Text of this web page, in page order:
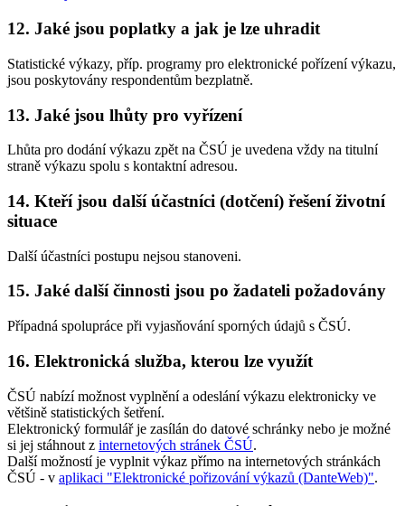
12. Jaké jsou poplatky a jak je lze uhradit
Statistické výkazy, příp. programy pro elektronické pořízení výkazu,
jsou poskytovány respondentům bezplatně.
13. Jaké jsou lhůty pro vyřízení
Lhůta pro dodání výkazu zpět na ČSÚ je uvedena vždy na titulní
straně výkazu spolu s kontaktní adresou.
14. Kteří jsou další účastníci (dotčení) řešení životní
situace
Další účastníci postupu nejsou stanoveni.
15. Jaké další činnosti jsou po žadateli požadovány
Případná spolupráce při vyjasňování sporných údajů s ČSÚ.
16. Elektronická služba, kterou lze využít
ČSÚ nabízí možnost vyplnění a odeslání výkazu elektronicky ve
většině statistických šetření.
Elektronický formulář je zasílán do datové schránky nebo je možné
si jej stáhnout z internetových stránek ČSÚ.
Další možností je vyplnit výkaz přímo na internetových stránkách
ČSÚ - v aplikaci "Elektronické pořizování výkazů (DanteWeb)".